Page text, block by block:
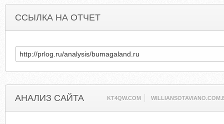
ССЫЛКА НА ОТЧЕТ
АНАЛИЗ САЙТА KT4QW.COM